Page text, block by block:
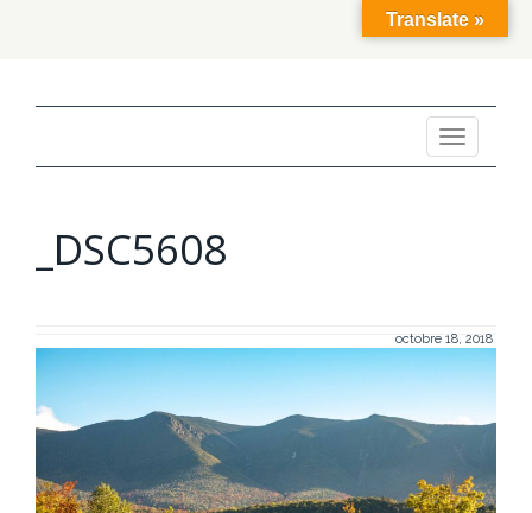
Toggle
navigation
_DSC5608
octobre 18, 2018
Translate »